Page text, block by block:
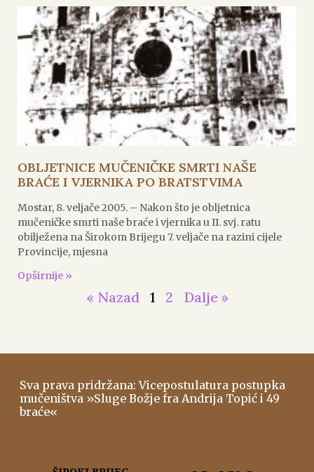
OBLJETNICE MUČENIČKE SMRTI NAŠE
BRAĆE I VJERNIKA PO BRATSTVIMA
Mostar, 8. veljače 2005. – Nakon što je obljetnica
mučeničke smrti naše braće i vjernika u II. svj. ratu
obilježena na Širokom Brijegu 7. veljače na razini cijele
Provincije, mjesna
Opširnije »
« Nazad 1 2 Dalje »
Sva prava pridržana: Vicepostulatura postupka
mučeništva »Sluge Božje fra Andrija Topić i 49
braće«